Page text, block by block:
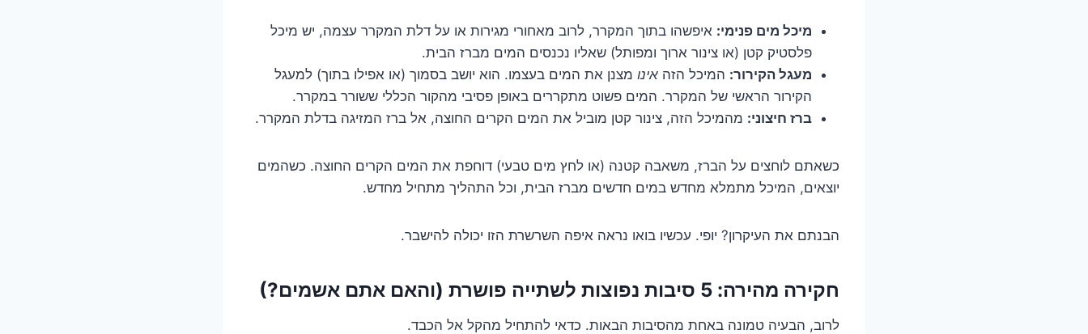
מיכל מים פנימי: איפשהו בתוך המקרר, לרוב מאחורי מגירות או על דלת המקרר עצמה, יש מיכל
פלסטיק קטן (או צינור ארוך ומפותל) שאליו נכנסים המים מברז הבית.
מעגל הקירור: המיכל הזה אינו מצנן את המים בעצמו. הוא יושב בסמוך (או אפילו בתוך) למעגל
הקירור הראשי של המקרר. המים פשוט מתקררים באופן פסיבי מהקור הכללי ששורר במקרר.
ברז חיצוני: מהמיכל הזה, צינור קטן מוביל את המים הקרים החוצה, אל ברז המזיגה בדלת המקרר.
כשאתם לוחצים על הברז, משאבה קטנה (או לחץ מים טבעי) דוחפת את המים הקרים החוצה. כשהמים
יוצאים, המיכל מתמלא מחדש במים חדשים מברז הבית, וכל התהליך מתחיל מחדש.
הבנתם את העיקרון? יופי. עכשיו בואו נראה איפה השרשרת הזו יכולה להישבר.
חקירה מהירה: 5 סיבות נפוצות לשתייה פושרת (והאם אתם אשמים?)
לרוב, הבעיה טמונה באחת מהסיבות הבאות. כדאי להתחיל מהקל אל הכבד.